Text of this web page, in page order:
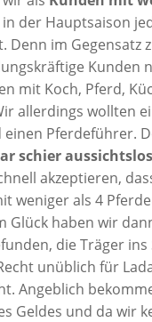
der Hauptsaison
Denn im Gegensatz
Kunden
mit Koch, Pferd,
allerdings wollten
einen Pferdeführer.
schier aussichtslos
akzeptieren,
weniger als 4
Glück haben wir
die Träger ins
unüblich für
Angeblich
Geldes und da wir